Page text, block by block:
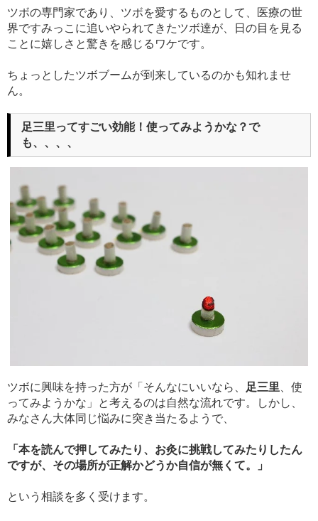
ツボの専門家であり、ツボを愛するものとして、医療の世
界ですみっこに追いやられてきたツボ達が、日の目を見る
ことに嬉しさと驚きを感じるワケです。
ちょっとしたツボブームが到来しているのかも知れませ
ん。
足三里ってすごい効能！使ってみようかな？で
も、、、、
ツボに興味を持った方が「そんなにいいなら、 足三里 、使
ってみようかな」と考えるのは自然な流れです。しかし、
みなさん大体同じ悩みに突き当たるようで、
「本を読んで押してみたり、お灸に挑戦してみたりしたん
ですが、その場所が正解かどうか自信が無くて。」
という相談を多く受けます。